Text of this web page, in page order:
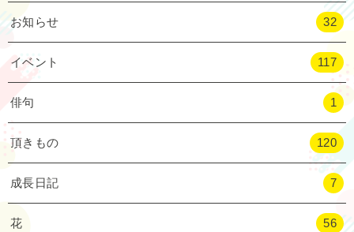
お知らせ 32
イベント 117
俳句 1
頂きもの 120
成長日記 7
花 56